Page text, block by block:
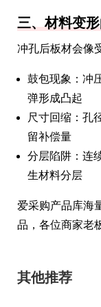
三、材料变
冲孔后板材会像
鼓包现象：冲
弹形成凸起
尺寸回缩：孔
留补偿量
分层陷阱：连
生材料分层
爱采购产品库海
品，各位商家老
其他推荐